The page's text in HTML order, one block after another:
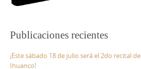
Publicaciones recientes
¡Este sábado 18 de julio será el 2do recital
Ihuanco!